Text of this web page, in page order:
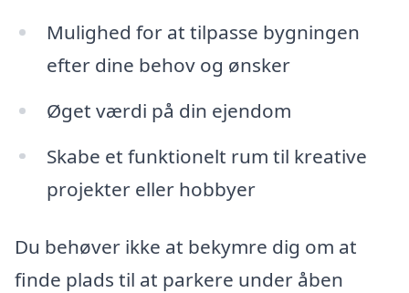
Mulighed for at tilpasse bygningen
efter dine behov og ønsker
Øget værdi på din ejendom
Skabe et funktionelt rum til kreative
projekter eller hobbyer
Du behøver ikke at bekymre dig om at
finde plads til at parkere under åben